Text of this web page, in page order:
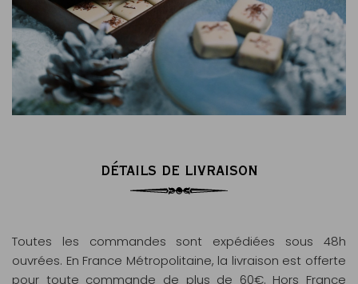
DÉTAILS DE LIVRAISON
Toutes les commandes sont expédiées sous 48h
ouvrées. En France Métropolitaine, la livraison est offerte
pour toute commande de plus de 60€. Hors France